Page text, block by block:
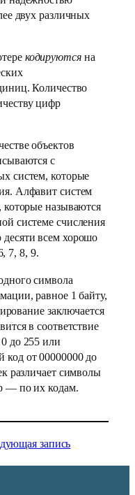
двух различных
кодируютсяна
Количество
цифр
объектов
с
систем, которые
Алфавит систем
которые называются
системе счисления
всем хорошо
7, 8, 9.
символа
равное 1 байту,
заключается
в соответствие
до 255 или
от 00000000 до
различает символы
— по их кодам.
запись